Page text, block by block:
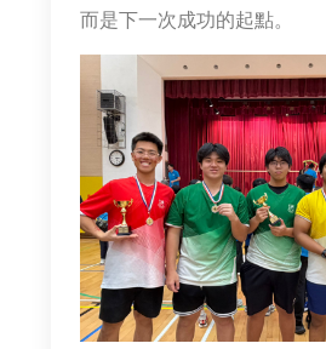
而是下一次成功的起點。